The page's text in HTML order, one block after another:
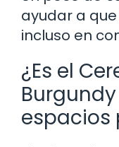
ayudar a
incluso en
¿Es el
espacios